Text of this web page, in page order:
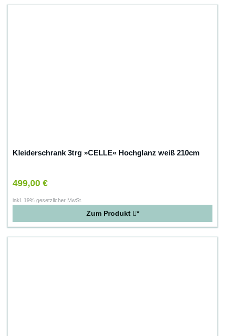
Kleiderschrank 3trg »CELLE« Hochglanz weiß 210cm
499,00 €
inkl. 19% gesetzlicher MwSt.
Zum Produkt *